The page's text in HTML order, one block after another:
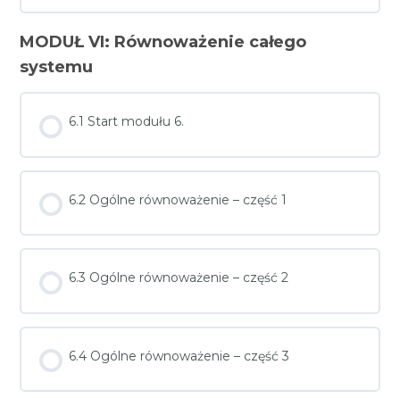
MODUŁ VI: Równoważenie całego
systemu
6.1 Start modułu 6.
6.2 Ogólne równoważenie – część 1
6.3 Ogólne równoważenie – część 2
6.4 Ogólne równoważenie – część 3